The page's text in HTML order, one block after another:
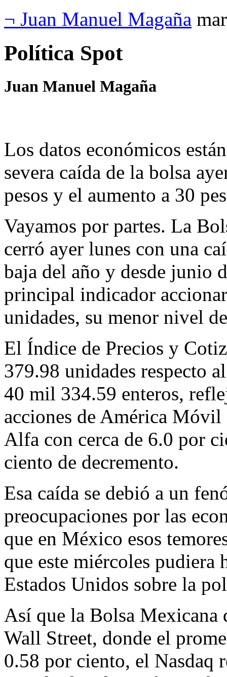
¬ Juan Manuel Magaña
Política Spot
Juan Manuel Magaña
Los datos económicos
severa caída de la bolsa
pesos y el aumento a 30
Vayamos por partes. La
cerró ayer lunes con una
baja del año y desde junio
principal indicador
unidades, su menor nivel
El Índice de Precios y
379.98 unidades respecto
40 mil 334.59 enteros,
acciones de América
Alfa con cerca de 6.0 por
ciento de decremento.
Esa caída se debió a un
preocupaciones por las
que en México esos
que este miércoles pudiera
Estados Unidos sobre la
Así que la Bolsa Mexicana
Wall Street, donde el
0.58 por ciento, el Nasdaq